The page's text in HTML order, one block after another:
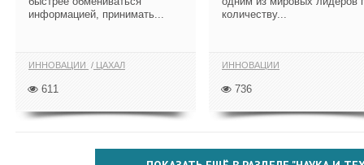
информацией, принимать...
ИННОВАЦИИ ЦАХАЛ
611
количеству...
ИННОВАЦИИ
736